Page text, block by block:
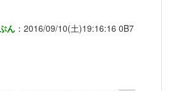
ん ： 2016/09/10(土)19:16:16 0B7